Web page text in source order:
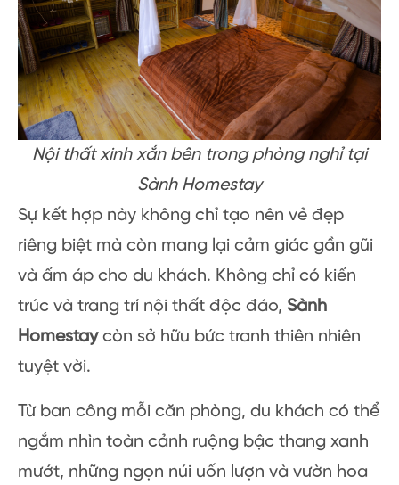
Nội thất xinh xắn bên trong phòng nghỉ tại
Sành Homestay
Sự kết hợp này không chỉ tạo nên vẻ đẹp
riêng biệt mà còn mang lại cảm giác gần gũi
và ấm áp cho du khách. Không chỉ có kiến
trúc và trang trí nội thất độc đáo, Sành
Homestaycòn sở hữu bức tranh thiên nhiên
tuyệt vời.
Từ ban công mỗi căn phòng, du khách có thể
ngắm nhìn toàn cảnh ruộng bậc thang xanh
mướt, những ngọn núi uốn lượn và vườn hoa